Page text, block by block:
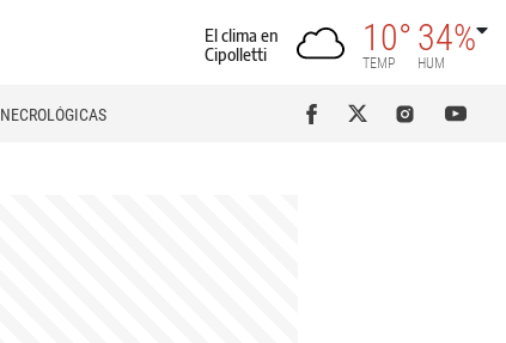
El clima en
Cipolletti
10°
TEMP
34%
HUM
NECROLÓGICAS